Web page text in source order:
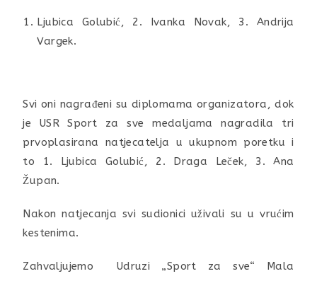
Ljubica Golubić, 2. Ivanka Novak, 3. Andrija
Vargek.
Svi oni nagrađeni su diplomama organizatora, dok
je USR Sport za sve medaljama nagradila tri
prvoplasirana natjecatelja u ukupnom poretku i
to 1. Ljubica Golubić, 2. Draga Leček, 3. Ana
Župan.
Nakon natjecanja svi sudionici uživali su u vrućim
kestenima.
Zahvaljujemo Udruzi „Sport za sve“ Mala